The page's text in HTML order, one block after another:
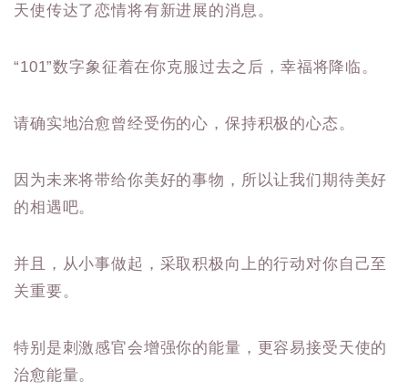
天使传达了恋情将有新进展的消息。
“101”数字象征着在你克服过去之后，幸福将降临。
请确实地治愈曾经受伤的心，保持积极的心态。
因为未来将带给你美好的事物，所以让我们期待美好
的相遇吧。
并且，从小事做起，采取积极向上的行动对你自己至
关重要。
特别是刺激感官会增强你的能量，更容易接受天使的
治愈能量。